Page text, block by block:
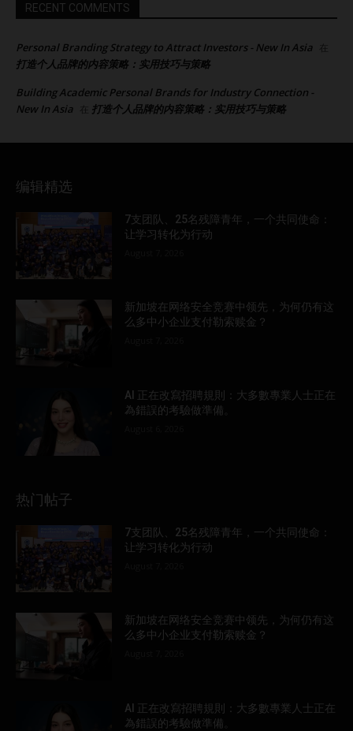
RECENT COMMENTS
Personal Branding Strategy to Attract Investors - New In Asia 在
打造个人品牌的内容策略：实用技巧与策略
Building Academic Personal Brands for Industry Connection -
New In Asia
在 打造个人品牌的内容策略：实用技巧与策略
编辑精选
7支团队、25名残障青年，一个共同使命：
让学习转化为行动
新加坡在网络安全竞赛中领先，为何仍有这
么多中小企业支付勒索赎金？
AI 正在改寫招聘規則：大多數專業人士正在
為錯誤的考驗做準備。
热门帖子
7支团队、25名残障青年，一个共同使命：
让学习转化为行动
新加坡在网络安全竞赛中领先，为何仍有这
么多中小企业支付勒索赎金？
AI 正在改寫招聘規則：大多數專業人士正在
為錯誤的考驗做準備。